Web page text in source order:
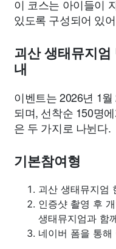
이 코스는 아이들이
있도록 구성되어 있
괴산 생태뮤지
내
이벤트는 2026년 1
되며, 선착순 150명
은 두 가지로 나뉜다.
기본참여형
괴산 생태뮤지엄
인증샷 촬영 후
생태뮤지엄과 함
네이버 폼을 통해